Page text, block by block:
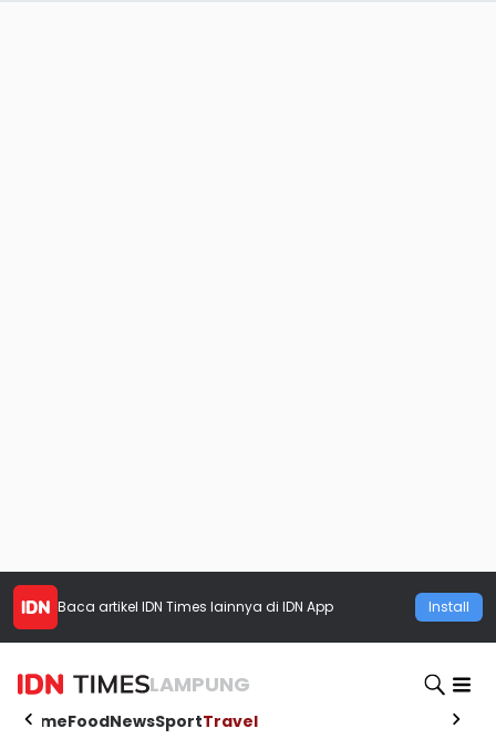
Baca artikel IDN Times lainnya di IDN App Install
LAMPUNG
HomeFoodNewsSportTravel